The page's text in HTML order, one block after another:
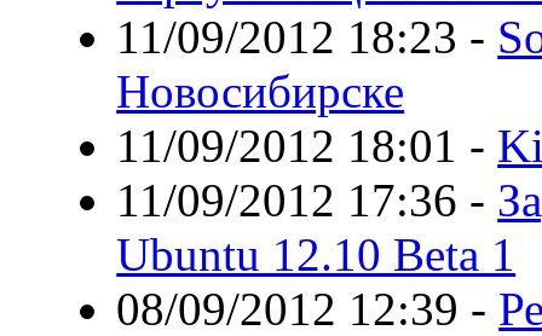
11/09/2012 18:23 -
Новосибирске
11/09/2012 18:01 -
11/09/2012 17:36 -
Ubuntu 12.10 Beta 1
08/09/2012 12:39 -